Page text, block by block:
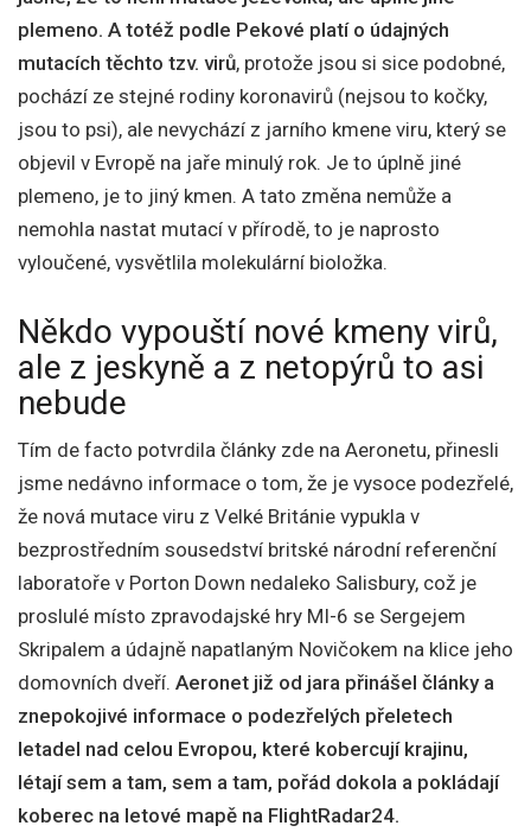
plemeno. A totéž podle Pekové platí o údajných
mutacích těchto tzv. virů, protože jsou si sice podobné,
pochází ze stejné rodiny koronavirů (nejsou to kočky,
jsou to psi), ale nevychází z jarního kmene viru, který se
objevil v Evropě na jaře minulý rok. Je to úplně jiné
plemeno, je to jiný kmen. A tato změna nemůže a
nemohla nastat mutací v přírodě, to je naprosto
vyloučené, vysvětlila molekulární bioložka.
Někdo vypouští nové kmeny virů,
ale z jeskyně a z netopýrů to asi
nebude
Tím de facto potvrdila články zde na Aeronetu, přinesli
jsme nedávno informace o tom, že je vysoce podezřelé,
že nová mutace viru z Velké Británie vypukla v
bezprostředním sousedství britské národní referenční
laboratoře v Porton Down nedaleko Salisbury, což je
proslulé místo zpravodajské hry MI-6 se Sergejem
Skripalem a údajně napatlaným Novičokem na klice jeho
domovních dveří. Aeronet již od jara přinášel články a
znepokojivé informace o podezřelých přeletech
letadel nad celou Evropou, které kobercují krajinu,
létají sem a tam, sem a tam, pořád dokola a pokládají
koberec na letové mapě na FlightRadar24.